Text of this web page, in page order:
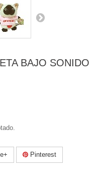
BAJO SONIDO
Pinterest